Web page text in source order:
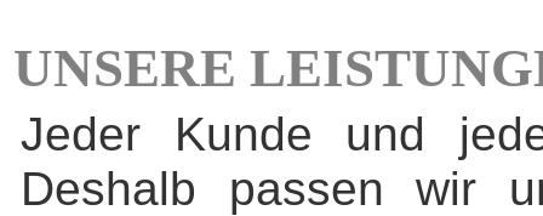
UNSERE
Jeder Kunde und
Deshalb passen wir